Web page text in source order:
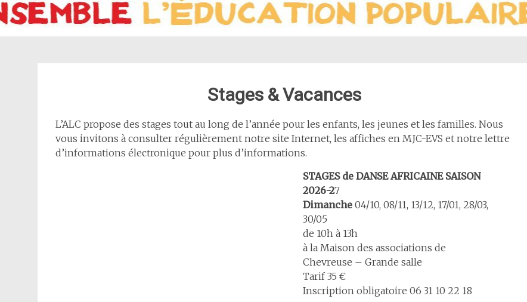
Stages & Vacances
L’ALC propose des stages tout au long de l’année pour les enfants, les jeunes et les familles. Nous
vous invitons à consulter régulièrement notre site Internet, les affiches en MJC-EVS et notre lettre
d’informations électronique pour plus d’informations.
STAGES de DANSE AFRICAINE SAISON
2026-27
Dimanche 04/10, 08/11, 13/12, 17/01, 28/03,
30/05
de 10h à 13h
à la Maison des associations de
Chevreuse – Grande salle
Tarif 35 €
Inscription obligatoire 06 31 10 22 18